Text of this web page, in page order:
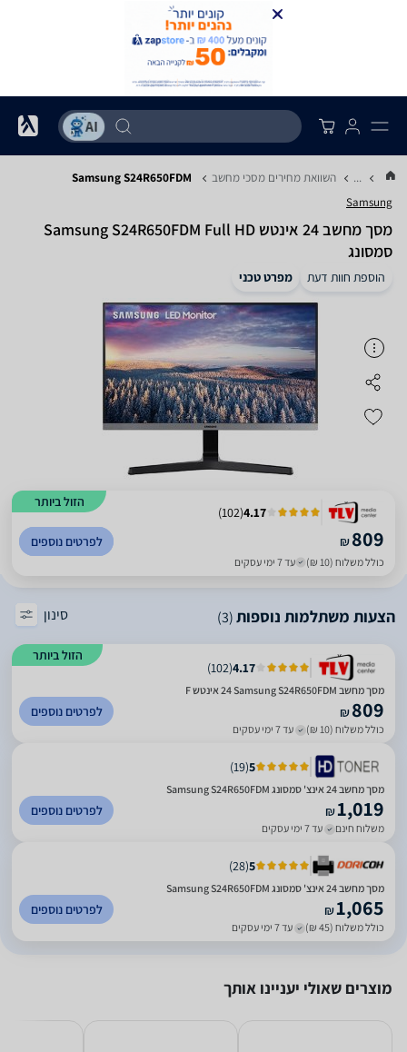
... השוואת מחירים מסכי מחשב Samsung S24R650FDM
Samsung
מסך מחשב ‏24 ‏אינטש Samsung S24R650FDM Full HD
סמסונג
הוספת חוות דעת מפרט טכני
הזול ביותר
4.17
(
102
)
₪809
כולל משלוח (10 ₪) עד 7 ימי עסקים
לפרטים נוספים
הצעות משתלמות נוספות(3) סינון
הזול ביותר
4.17
(
102
)
מסך מחשב Samsung S24R650FDM ‏24 ‏אינטש F
₪809
כולל משלוח (10 ₪) עד 7 ימי עסקים
לפרטים נוספים
5
(
19
)
מסך מחשב 24 אינצ' סמסונג Samsung S24R650FDM
₪1,019
משלוח חינם עד 7 ימי עסקים
לפרטים נוספים
5
(
28
)
מסך מחשב 24 אינצ' סמסונג Samsung S24R650FDM
₪1,065
כולל משלוח (45 ₪) עד 7 ימי עסקים
לפרטים נוספים
מוצרים שאולי יעניינו אותך